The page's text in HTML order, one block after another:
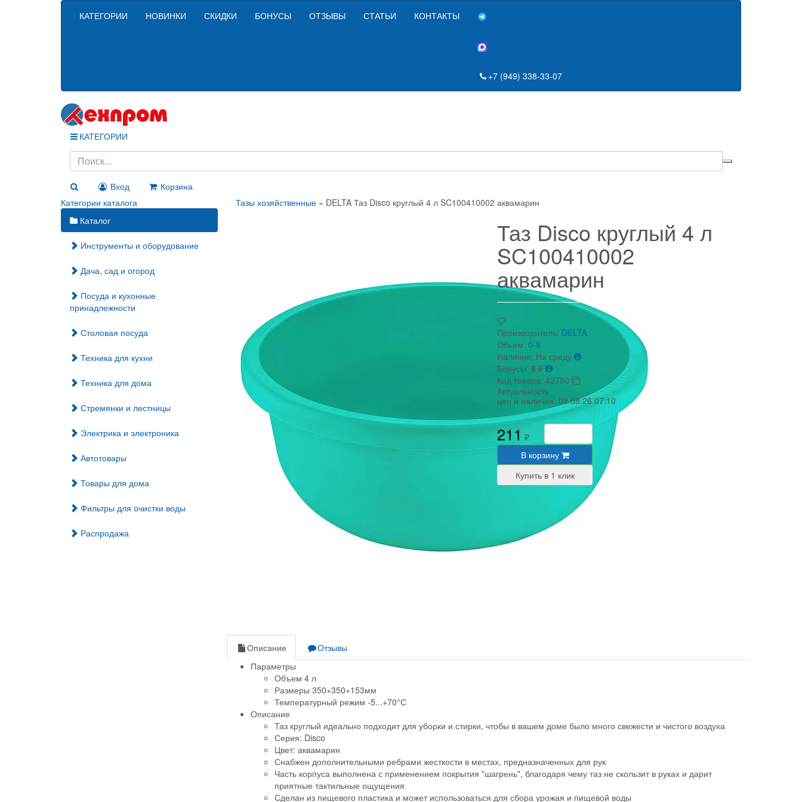
КАТЕГОРИИ НОВИНКИ СКИДКИ БОНУСЫ ОТЗЫВЫ СТАТЬИ КОНТАКТЫ
+7 (949) 338-33-07
КАТЕГОРИИ
Вход
Корзина
Категории каталога
Каталог
Инструменты и оборудование
Дача, сад и огород
Посуда и кухонные
принадлежности
Столовая посуда
Техника для кухни
Техника для дома
Стремянки и лестницы
Электрика и электроника
Автотовары
Товары для дома
Фильтры для очистки воды
Распродажа
Тазы хозяйственные» DELTA Таз Disco круглый 4 л SC100410002 аквамарин
Таз Disco круглый 4 л
SC100410002
аквамарин
Производитель: DELTA
Обьем: 0-9
Наличие: На среду
Бонусы: 6 ₽
Код товара: 42780
Актуальность
цен и наличия: 08.08.26 07:10
211 ₽
В корзину
Описание
Отзывы
Параметры
Объем 4 л
Размеры 350×350×153мм
Температурный режим -5...+70°С
Описание
Таз круглый идеально подходит для уборки и стирки, чтобы в вашем доме было много свежести и чистого воздуха
Серия: Disco
Цвет: аквамарин
Снабжен дополнительными ребрами жесткости в местах, предназначенных для рук
Часть корпуса выполнена с применением покрытия "шагрень", благодаря чему таз не скользит в руках и дарит
приятные тактильные ощущения
Сделан из пищевого пластика и может использоваться для сбора урожая и пищевой воды